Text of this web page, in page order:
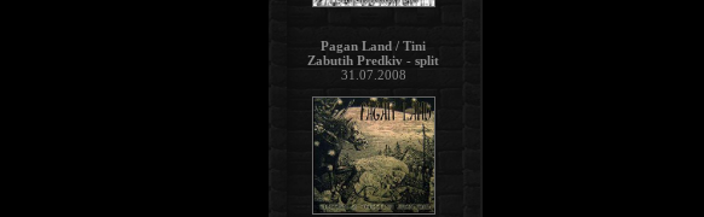
Pagan Land / Tini
Zabutih Predkiv - split
31.07.2008